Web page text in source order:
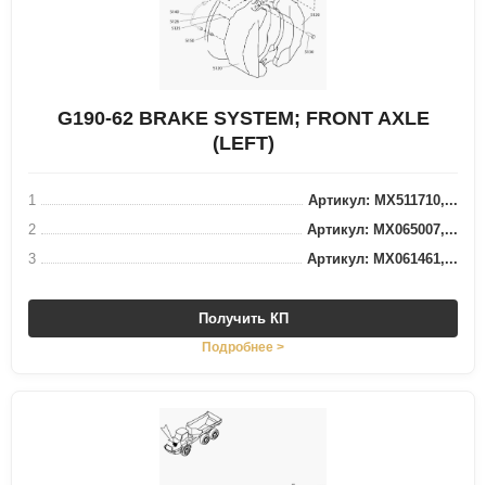
G190-62 BRAKE SYSTEM; FRONT AXLE
(LEFT)
1
Артикул: MX511710,...
2
Артикул: MX065007,...
3
Артикул: MX061461,...
Получить КП
Подробнее >